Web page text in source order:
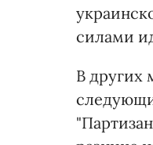
силами
В других